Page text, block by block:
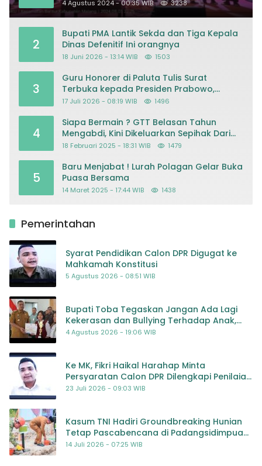
4 Agustus 2024 - 00:35 WIB 3238
2
Bupati PMA Lantik Sekda dan Tiga Kepala
Dinas Defenitif Ini orangnya
18 Juni 2026 - 13:14 WIB 1503
3
Guru Honorer di Paluta Tulis Surat
Terbuka kepada Presiden Prabowo,
Mohon Keadilan atas Dugaan
17 Juli 2026 - 08:19 WIB 1496
4
Siapa Bermain ? GTT Belasan Tahun
Mengabdi, Kini Dikeluarkan Sepihak Dari
Dapodik
18 Februari 2025 - 18:31 WIB 1479
5
Baru Menjabat ! Lurah Polagan Gelar Buka
Puasa Bersama
14 Maret 2025 - 17:44 WIB 1438
Pemerintahan
Syarat Pendidikan Calon DPR Digugat ke
Mahkamah Konstitusi
5 Agustus 2026 - 08:51 WIB
Bupati Toba Tegaskan Jangan Ada Lagi
Kekerasan dan Bullying Terhadap Anak,
Dorong Kolaborasi Seluruh Pihak
4 Agustus 2026 - 19:06 WIB
Ke MK, Fikri Haikal Harahap Minta
Persyaratan Calon DPR Dilengkapi Penilaian
Kompetensi
23 Juli 2026 - 09:03 WIB
Kasum TNI Hadiri Groundbreaking Hunian
Tetap Pascabencana di Padangsidimpuan,
Harapan Baru bagi Penyintas
14 Juli 2026 - 07:25 WIB